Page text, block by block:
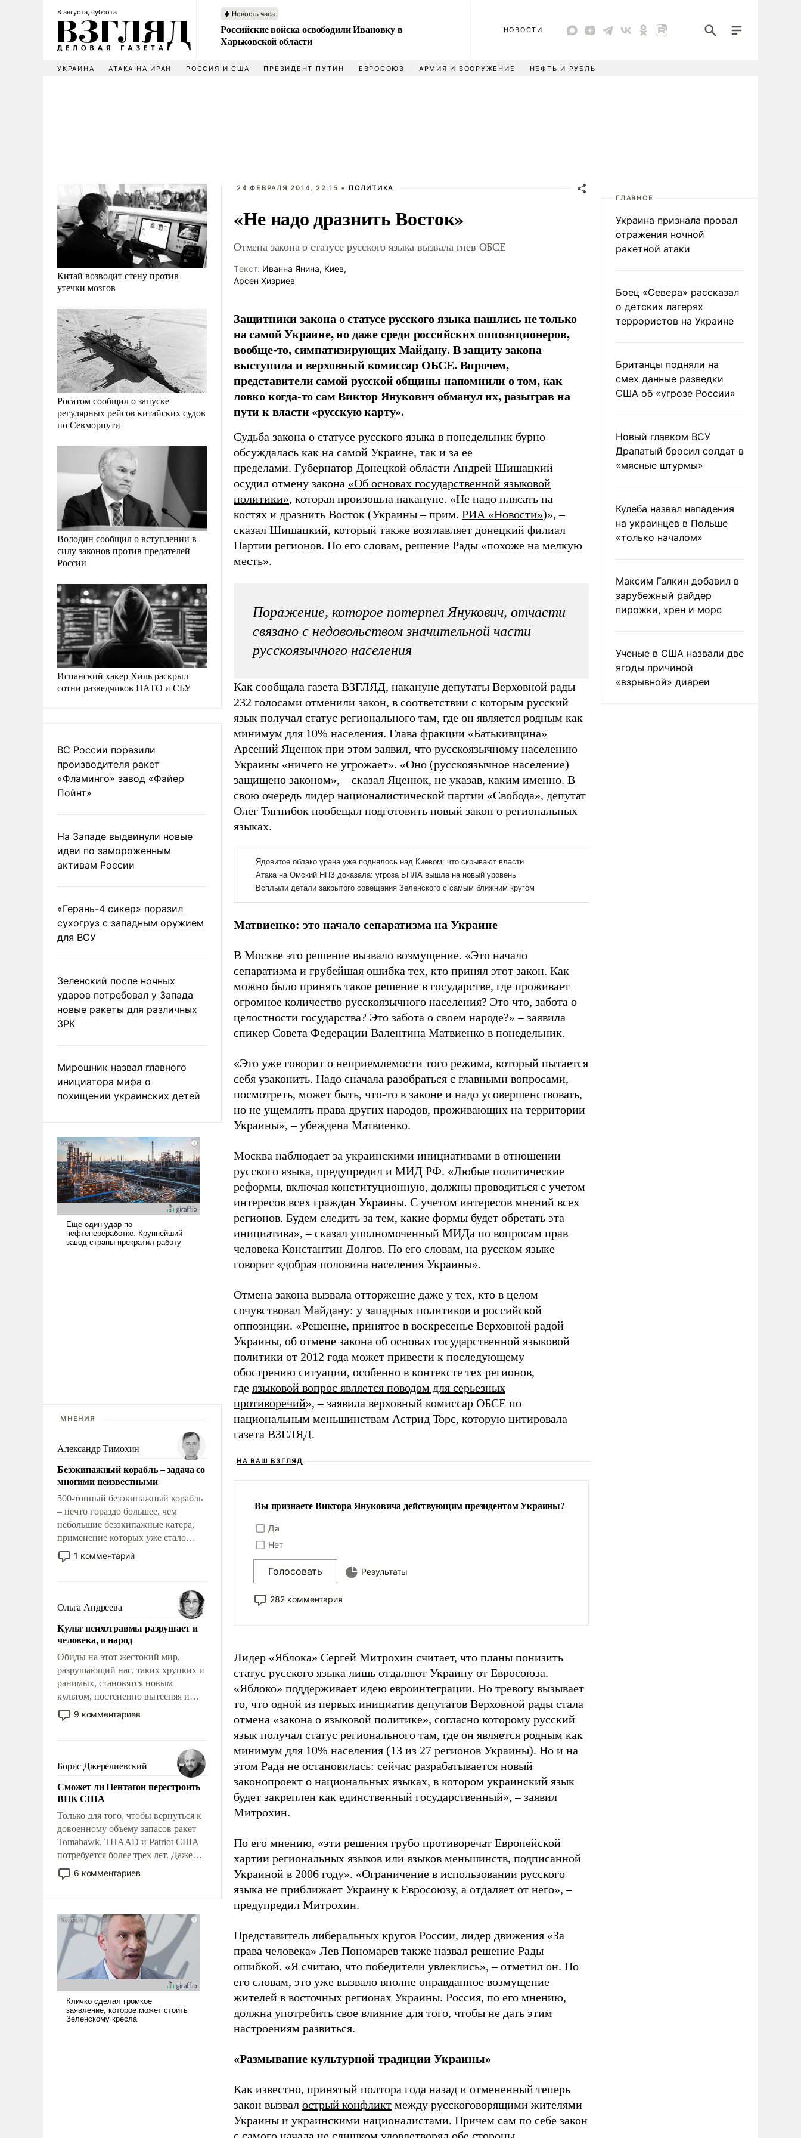
8 августа, суббота Новость часа
Российские войска освободили Ивановку в
Харьковской области
НОВОСТИ
УКРАИНА АТАКА НА ИРАН РОССИЯ И США ПРЕЗИДЕНТ ПУТИН ЕВРОСОЮЗ АРМИЯ И ВООРУЖЕНИЕ НЕФТЬ И РУБЛЬ
Китай возводит стену против
утечки мозгов
Росатом сообщил о запуске
регулярных рейсов китайских судов
по Севморпути
Володин сообщил о вступлении в
силу законов против предателей
России
Испанский хакер Хиль раскрыл
сотни разведчиков НАТО и СБУ
ВС России поразили
производителя ракет
«Фламинго» завод «Файер
Пойнт»
На Западе выдвинули новые
идеи по замороженным
активам России
«Герань-4 сикер» поразил
сухогруз с западным оружием
для ВСУ
Зеленский после ночных
ударов потребовал у Запада
новые ракеты для различных
ЗРК
Мирошник назвал главного
инициатора мифа о
похищении украинских детей
МНЕНИЯ
Александр Тимохин
Безэкипажный корабль – задача со
многими неизвестными
500-тонный безэкипажный корабль
– нечто гораздо большее, чем
небольшие безэкипажные катера,
применение которых уже стало
обыденностью. Задача по созданию
такого корабля очень сложна и
реализация радикально поднимет
наши боевые возможности.
1 комментарий
Ольга Андреева
Культ психотравмы разрушает и
человека, и народ
Обиды на этот жестокий мир,
разрушающий нас, таких хрупких и
ранимых, становятся новым
культом, постепенно вытесняя и
отменяя традиционное требование к
человеку – быть мужественным и
на себя ответственность, помогать
слабым, идти вперед и
адаптироваться.
9 комментариев
Борис Джерелиевский
Сможет ли Пентагон перестроить
ВПК США
Только для того, чтобы вернуться к
довоенному объему запасов ракет
Tomahawk, THAAD и Patriot США
потребуется более трех лет. Даже
небольшая война с Ираном
опустошила американские
уязвимости США, например, перед
Китаем.
6 комментариев
24 ФЕВРАЛЯ 2014, 22:15 • ПОЛИТИКА
«Не надо дразнить Восток»
Отмена закона о статусе русского языка вызвала гнев ОБСЕ
Tекст: Иванна Янина, Киев,
Арсен Хизриев
Защитники закона о статусе русского языка нашлись не только
на самой Украине, но даже среди российских оппозиционеров,
вообще-то, симпатизирующих Майдану. В защиту закона
выступила и верховный комиссар ОБСЕ. Впрочем,
представители самой русской общины напомнили о том, как
ловко когда-то сам Виктор Янукович обманул их, разыграв на
пути к власти «русскую карту».
Судьба закона о статусе русского языка в понедельник бурно
обсуждалась как на самой Украине, так и за ее
пределами. Губернатор Донецкой области Андрей Шишацкий
осудил отмену закона «Об основах государственной языковой
политики», которая произошла накануне. «Не надо плясать на
костях и дразнить Восток (Украины – прим. РИА «Новости»)», –
сказал Шишацкий, который также возглавляет донецкий филиал
Партии регионов. По его словам, решение Рады «похоже на мелкую
месть».
Поражение, которое потерпел Янукович, отчасти
связано с недовольством значительной части
русскоязычного населения
Как сообщала газета ВЗГЛЯД, накануне депутаты Верховной рады
232 голосами отменили закон, в соответствии с которым русский
язык получал статус регионального там, где он является родным как
минимум для 10% населения. Глава фракции «Батькивщина»
Арсений Яценюк при этом заявил, что русскоязычному населению
Украины «ничего не угрожает». «Оно (русскоязычное население)
защищено законом», – сказал Яценюк, не указав, каким именно. В
свою очередь лидер националистической партии «Свобода», депутат
Олег Тягнибок пообещал подготовить новый закон о региональных
языках.
Матвиенко: это начало сепаратизма на Украине
В Москве это решение вызвало возмущение. «Это начало
сепаратизма и грубейшая ошибка тех, кто принял этот закон. Как
можно было принять такое решение в государстве, где проживает
огромное количество русскоязычного населения? Это что, забота о
целостности государства? Это забота о своем народе?» – заявила
спикер Совета Федерации Валентина Матвиенко в понедельник.
«Это уже говорит о неприемлемости того режима, который пытается
себя узаконить. Надо сначала разобраться с главными вопросами,
посмотреть, может быть, что-то в законе и надо усовершенствовать,
но не ущемлять права других народов, проживающих на территории
Украины», – убеждена Матвиенко.
Москва наблюдает за украинскими инициативами в отношении
русского языка, предупредил и МИД РФ. «Любые политические
реформы, включая конституционную, должны проводиться с учетом
интересов всех граждан Украины. С учетом интересов мнений всех
регионов. Будем следить за тем, какие формы будет обретать эта
инициатива», – сказал уполномоченный МИДа по вопросам прав
человека Константин Долгов. По его словам, на русском языке
говорит «добрая половина населения Украины».
Отмена закона вызвала отторжение даже у тех, кто в целом
сочувствовал Майдану: у западных политиков и российской
оппозиции. «Решение, принятое в воскресенье Верховной радой
Украины, об отмене закона об основах государственной языковой
политики от 2012 года может привести к последующему
обострению ситуации, особенно в контексте тех регионов,
где языковой вопрос является поводом для серьезных
противоречий», – заявила верховный комиссар ОБСЕ по
национальным меньшинствам Астрид Торс, которую цитировала
газета ВЗГЛЯД.
НА ВАШ ВЗГЛЯД
Вы признаете Виктора Януковича действующим президентом Украины?
Да
Нет
Голосовать Результаты
282 комментария
Лидер «Яблока» Сергей Митрохин считает, что планы понизить
статус русского языка лишь отдаляют Украину от Евросоюза.
«Яблоко» поддерживает идею евроинтеграции. Но тревогу вызывает
то, что одной из первых инициатив депутатов Верховной рады стала
отмена «закона о языковой политике», согласно которому русский
язык получал статус регионального там, где он является родным как
минимум для 10% населения (13 из 27 регионов Украины). Но и на
этом Рада не остановилась: сейчас разрабатывается новый
законопроект о национальных языках, в котором украинский язык
будет закреплен как единственный государственный», – заявил
Митрохин.
По его мнению, «эти решения грубо противоречат Европейской
хартии региональных языков или языков меньшинств, подписанной
Украиной в 2006 году». «Ограничение в использовании русского
языка не приближает Украину к Евросоюзу, а отдаляет от него», –
предупредил Митрохин.
Представитель либеральных кругов России, лидер движения «За
права человека» Лев Пономарев также назвал решение Рады
ошибкой. «Я считаю, что победители увлеклись», – отметил он. По
его словам, это уже вызвало вполне оправданное возмущение
жителей в восточных регионах Украины. Россия, по его мнению,
должна употребить свое влияние для того, чтобы не дать этим
настроениям развиться.
«Размывание культурной традиции Украины»
Как известно, принятый полтора года назад и отмененный теперь
закон вызвал острый конфликт между русскоговорящими жителями
Украины и украинскими националистами. Причем сам по себе закон
ГЛАВНОЕ
Украина признала провал
отражения ночной
ракетной атаки
Боец «Севера» рассказал
о детских лагерях
террористов на Украине
Британцы подняли на
смех данные разведки
США об «угрозе России»
Новый главком ВСУ
Драпатый бросил солдат в
«мясные штурмы»
Кулеба назвал нападения
на украинцев в Польше
«только началом»
Максим Галкин добавил в
зарубежный райдер
пирожки, хрен и морс
Ученые в США назвали две
ягоды причиной
«взрывной» диареи